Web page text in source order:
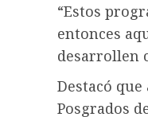
“Estos
entonces
desarrollen
Destacó
Posgrados